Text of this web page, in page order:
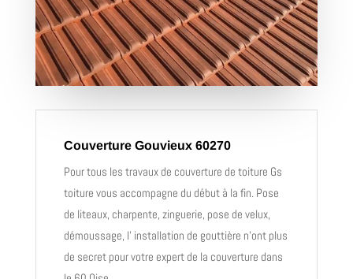
Couverture Gouvieux 60270
Pour tous les travaux de couverture de toiture Gs
toiture vous accompagne du début à la fin. Pose
de liteaux, charpente, zinguerie, pose de velux,
démoussage, l’ installation de gouttière n’ont plus
de secret pour votre expert de la couverture dans